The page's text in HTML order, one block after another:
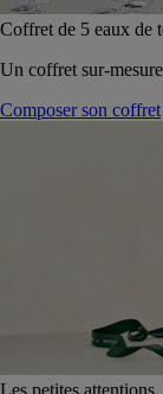
Coffret de 5 eaux de
Un coffret sur-
Composer son coffret
Les petites attentions